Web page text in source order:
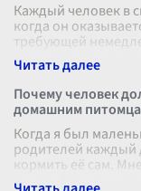
Каждый человек в
когда он
требующей
становятся показат
Почему человек
домашним
Когда я был
родителей каждый
кормить её сам.
весёлый друг, с